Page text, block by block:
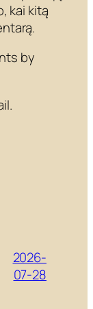
kai kitą
by
2026-
07-28